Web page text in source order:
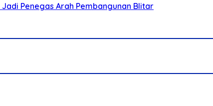
Penegas Arah Pembangunan Blitar